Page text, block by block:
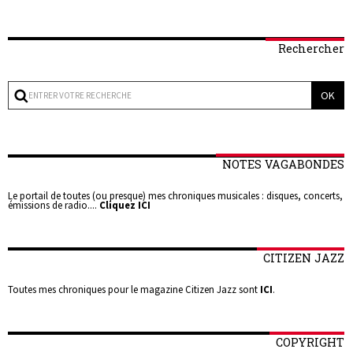
Rechercher
NOTES VAGABONDES
Le portail de toutes (ou presque) mes chroniques musicales : disques, concerts,
émissions de radio.... Cliquez ICI
CITIZEN JAZZ
Toutes mes chroniques pour le magazine Citizen Jazz sont ICI.
COPYRIGHT